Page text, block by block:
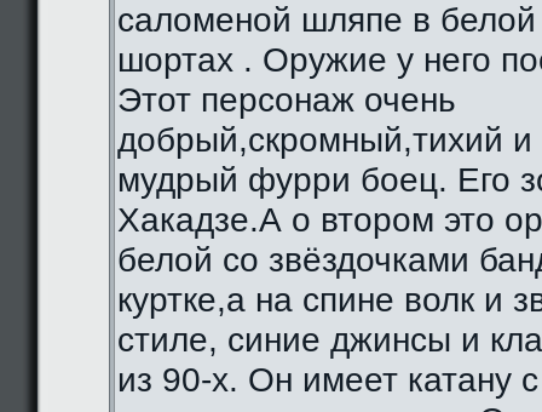
саломеной шляпе в
шортах . Оружие у него
Этот персонаж очень
добрый,скромный,тихий и
мудрый фурри боец. Его
Хакадзе.А о втором это
белой со звёздочками
куртке,а на спине волк и
стиле, синие джинсы и
из 90-х. Он имеет катану